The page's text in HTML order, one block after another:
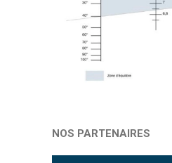
NOS PARTENAIRES